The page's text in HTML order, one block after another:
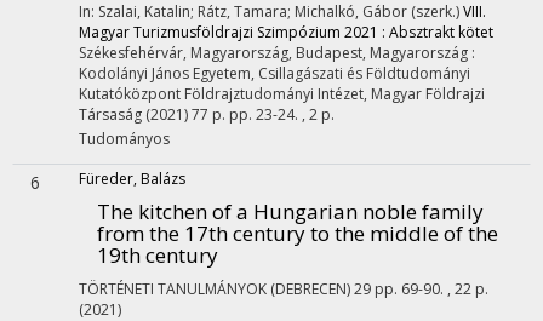
In: Szalai, Katalin; Rátz, Tamara; Michalkó, Gábor (szerk.)VIII.
Magyar Turizmusföldrajzi Szimpózium 2021 : Absztrakt kötet
Székesfehérvár, Magyarország, Budapest, Magyarország :
Kodolányi János Egyetem, Csillagászati és Földtudományi
Kutatóközpont Földrajztudományi Intézet, Magyar Földrajzi
Társaság (2021)77 p. pp. 23-24. , 2 p.
Tudományos
6 Füreder, Balázs
The kitchen of a Hungarian noble family
from the 17th century to the middle of the
19th century
TÖRTÉNETI TANULMÁNYOK (DEBRECEN)29 pp. 69-90. , 22 p.
(2021)